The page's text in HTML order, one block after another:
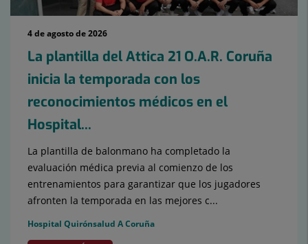
4 de agosto de 2026
La plantilla del Attica 21 O.A.R. Coruña
inicia la temporada con los
reconocimientos médicos en el
Hospital...
La plantilla de balonmano ha completado la
evaluación médica previa al comienzo de los
entrenamientos para garantizar que los jugadores
afronten la temporada en las mejores c...
Hospital Quirónsalud A Coruña